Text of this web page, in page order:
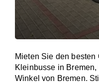
Mieten Sie den
Kleinbusse in
Winkel von Bremen.